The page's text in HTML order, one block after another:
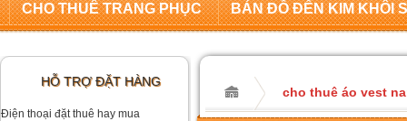
CHO THUÊ TRANG PHỤC BẢN ĐỒ ĐẾN KIM KHÔI
HỖ TRỢ ĐẶT HÀNG
Điện thoại đặt thuê hay mua
cho thuê áo vest